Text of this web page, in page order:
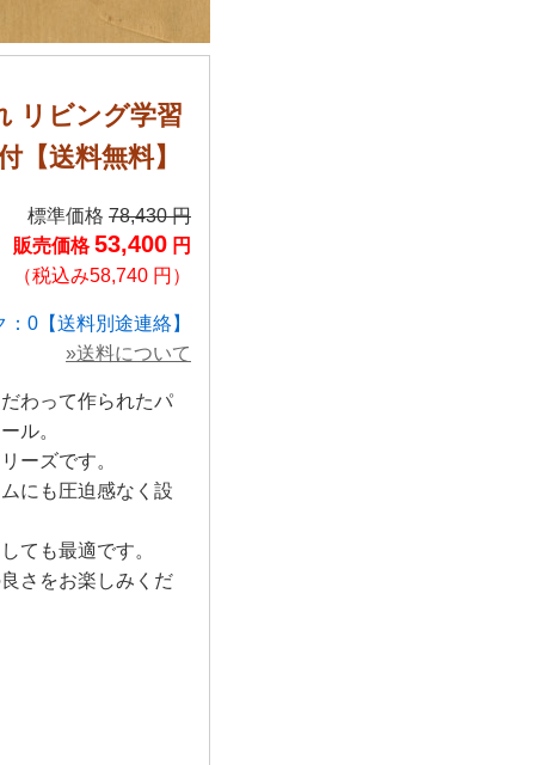
リビング学習
送料無料】
標準価格 78,430 円
販売価格53,400円
（税込み58,740 円）
0【送料別途連絡】
»送料について
わって作られたパ
ル。
ーズです。
にも圧迫感なく設
ても最適です。
さをお楽しみくだ